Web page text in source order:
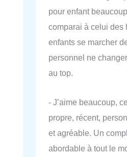
pour enfant
comparai à celui des
enfants se marcher
personnel ne
au top.
- J’aime beaucoup,
propre, récent,
et agréable. Un
abordable à tout le